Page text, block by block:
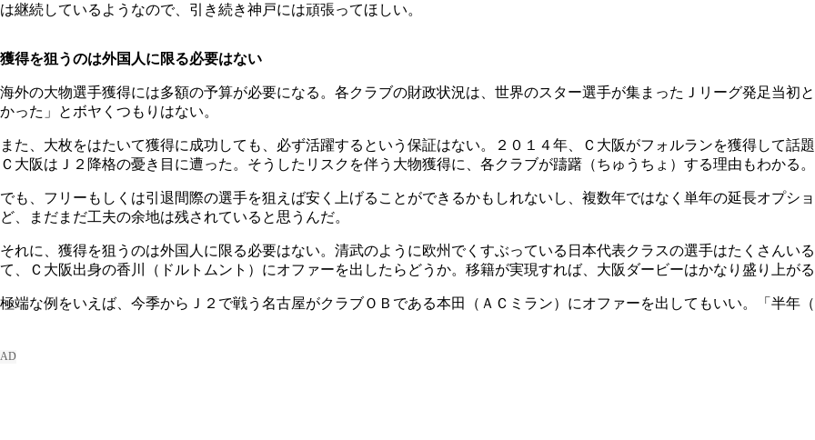
は継続しているようなので、引き続き神戸には頑張ってほしい。
獲得を狙うのは外国人に限る必要はない
海外の大物選手獲得には多額の予算が必要になる。各クラブの財政状況は、世界のスター選手が集まったＪリーグ発足当初
かった」とボヤくつもりはない。
また、大枚をはたいて獲得に成功しても、必ず活躍するという保証はない。２０１４年、Ｃ大阪がフォルランを獲得して話
Ｃ大阪はＪ２降格の憂き目に遭った。そうしたリスクを伴う大物獲得に、各クラブが躊躇（ちゅうちょ）する理由もわかる。
でも、フリーもしくは引退間際の選手を狙えば安く上げることができるかもしれないし、複数年ではなく単年の延長オプシ
ど、まだまだ工夫の余地は残されていると思うんだ。
それに、獲得を狙うのは外国人に限る必要はない。清武のように欧州でくすぶっている日本代表クラスの選手はたくさんい
て、Ｃ大阪出身の香川（ドルトムント）にオファーを出したらどうか。移籍が実現すれば、大阪ダービーはかなり盛り上がる
極端な例をいえば、今季からＪ２で戦う名古屋がクラブＯＢである本田（ＡＣミラン）にオファーを出してもいい。「半年